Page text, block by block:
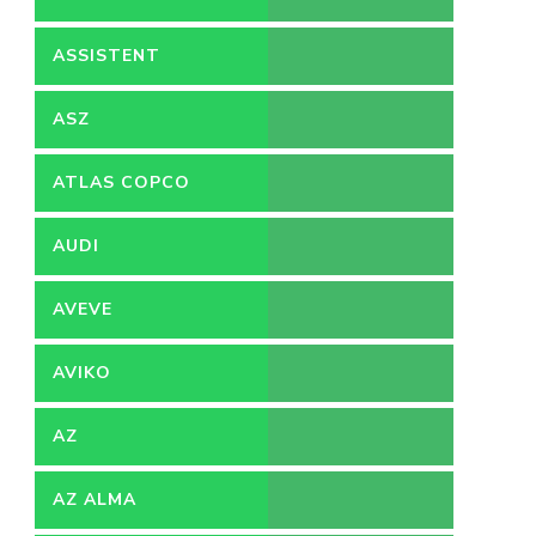
ASSISTENT
ACCOUNTANT
ASZ
ATLAS COPCO
AUDI
AVEVE
AVIKO
AZ
AZ ALMA